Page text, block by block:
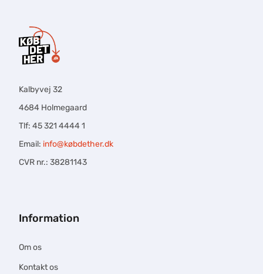
Kalbyvej 32
4684 Holmegaard
Tlf: 45 321 4444 1
Email: info@købdether.dk
CVR nr.: 38281143
Information
Om os
Kontakt os